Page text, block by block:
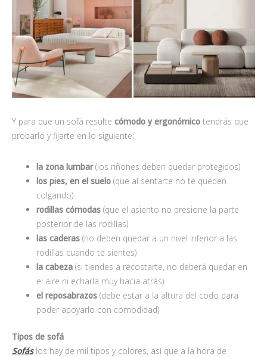
Y para que un sofá resulte cómodo y ergonómico tendrás que
probarlo y fijarte en lo siguiente:
la zona lumbar(los riñones deben quedar protegidos)
los pies, en el suelo(que al sentarte no te queden
colgando)
rodillas cómodas(que el asiento no presione la parte
posterior de las rodillas)
las caderas(no deben quedar a un nivel inferior a las
rodillas cuando te sientes)
la cabeza(si tiendes a recostarte, no deberá quedar en
el aire ni echarla muy hacia atrás)
el reposabrazos(debe estar a la altura del codo para
poder apoyarlo con comodidad)
Tipos de sofá
Sofáslos hay de mil tipos y colores, así que a la hora de